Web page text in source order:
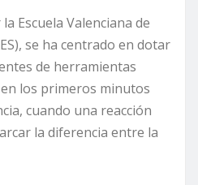
Escuela Valenciana de
se ha centrado en dotar
de herramientas
los primeros minutos
cuando una reacción
la diferencia entre la